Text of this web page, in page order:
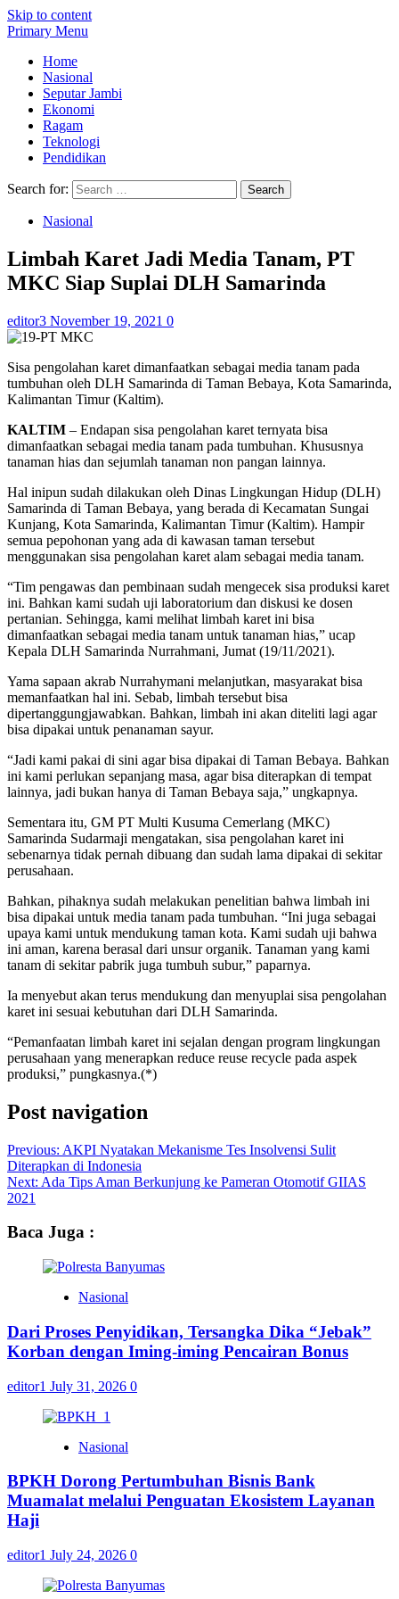
Skip to content
Primary Menu
Home
Nasional
Seputar Jambi
Ekonomi
Ragam
Teknologi
Pendidikan
Search for:
Nasional
Limbah Karet Jadi Media Tanam, PT
MKC Siap Suplai DLH Samarinda
editor3 November 19, 2021 0
Sisa pengolahan karet dimanfaatkan sebagai media tanam pada
tumbuhan oleh DLH Samarinda di Taman Bebaya, Kota Samarinda,
Kalimantan Timur (Kaltim).
KALTIM – Endapan sisa pengolahan karet ternyata bisa
dimanfaatkan sebagai media tanam pada tumbuhan. Khususnya
tanaman hias dan sejumlah tanaman non pangan lainnya.
Hal inipun sudah dilakukan oleh Dinas Lingkungan Hidup (DLH)
Samarinda di Taman Bebaya, yang berada di Kecamatan Sungai
Kunjang, Kota Samarinda, Kalimantan Timur (Kaltim). Hampir
semua pepohonan yang ada di kawasan taman tersebut
menggunakan sisa pengolahan karet alam sebagai media tanam.
“Tim pengawas dan pembinaan sudah mengecek sisa produksi karet
ini. Bahkan kami sudah uji laboratorium dan diskusi ke dosen
pertanian. Sehingga, kami melihat limbah karet ini bisa
dimanfaatkan sebagai media tanam untuk tanaman hias,” ucap
Kepala DLH Samarinda Nurrahmani, Jumat (19/11/2021).
Yama sapaan akrab Nurrahymani melanjutkan, masyarakat bisa
memanfaatkan hal ini. Sebab, limbah tersebut bisa
dipertanggungjawabkan. Bahkan, limbah ini akan diteliti lagi agar
bisa dipakai untuk penanaman sayur.
“Jadi kami pakai di sini agar bisa dipakai di Taman Bebaya. Bahkan
ini kami perlukan sepanjang masa, agar bisa diterapkan di tempat
lainnya, jadi bukan hanya di Taman Bebaya saja,” ungkapnya.
Sementara itu, GM PT Multi Kusuma Cemerlang (MKC)
Samarinda Sudarmaji mengatakan, sisa pengolahan karet ini
sebenarnya tidak pernah dibuang dan sudah lama dipakai di sekitar
perusahaan.
Bahkan, pihaknya sudah melakukan penelitian bahwa limbah ini
bisa dipakai untuk media tanam pada tumbuhan. “Ini juga sebagai
upaya kami untuk mendukung taman kota. Kami sudah uji bahwa
ini aman, karena berasal dari unsur organik. Tanaman yang kami
tanam di sekitar pabrik juga tumbuh subur,” paparnya.
Ia menyebut akan terus mendukung dan menyuplai sisa pengolahan
karet ini sesuai kebutuhan dari DLH Samarinda.
“Pemanfaatan limbah karet ini sejalan dengan program lingkungan
perusahaan yang menerapkan reduce reuse recycle pada aspek
produksi,” pungkasnya.(*)
Post navigation
Previous: AKPI Nyatakan Mekanisme Tes Insolvensi Sulit
Diterapkan di Indonesia
Next: Ada Tips Aman Berkunjung ke Pameran Otomotif GIIAS
2021
Baca Juga :
Nasional
Dari Proses Penyidikan, Tersangka Dika “Jebak”
Korban dengan Iming-iming Pencairan Bonus
editor1 July 31, 2026 0
Nasional
BPKH Dorong Pertumbuhan Bisnis Bank
Muamalat melalui Penguatan Ekosistem Layanan
Haji
editor1 July 24, 2026 0